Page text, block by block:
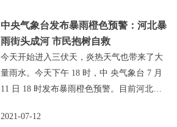
中央气象台发布暴雨橙色预警：河北暴
雨街头成河 市民抱树自救
今天开始进入三伏天，炎热天气也带来了大
量雨水。今天下午 18 时，中 央气象台 7 月
11 日 18 时发布暴雨橙色预警。目前河北地
不抱树自救。
2021-07-12